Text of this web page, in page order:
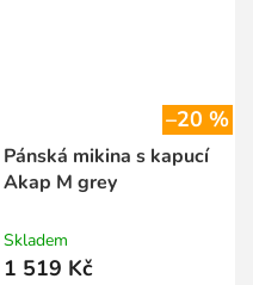
–20 %
Pánská mikina s kapucí
Akap M grey
Skladem
1 519 Kč